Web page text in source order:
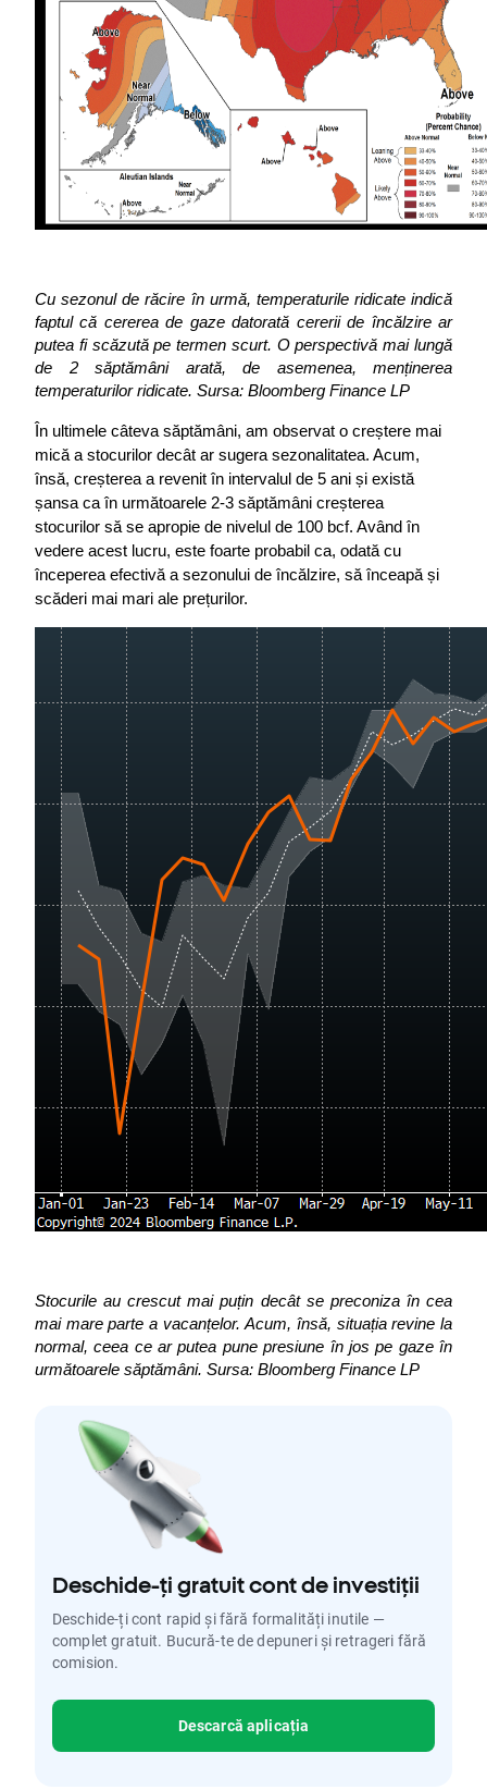
Cu sezonul de răcire în urmă, temperaturile ridicate indică
faptul că cererea de gaze datorată cererii de încălzire ar
putea fi scăzută pe termen scurt. O perspectivă mai lungă
de 2 săptămâni arată, de asemenea, menținerea
temperaturilor ridicate. Sursa: Bloomberg Finance LP
În ultimele câteva săptămâni, am observat o creștere mai
mică a stocurilor decât ar sugera sezonalitatea. Acum,
însă, creșterea a revenit în intervalul de 5 ani și există
șansa ca în următoarele 2-3 săptămâni creșterea
stocurilor să se apropie de nivelul de 100 bcf. Având în
vedere acest lucru, este foarte probabil ca, odată cu
începerea efectivă a sezonului de încălzire, să înceapă și
scăderi mai mari ale prețurilor.
Stocurile au crescut mai puțin decât se preconiza în cea
mai mare parte a vacanțelor. Acum, însă, situația revine la
normal, ceea ce ar putea pune presiune în jos pe gaze în
următoarele săptămâni. Sursa: Bloomberg Finance LP
Deschide-ți gratuit cont de investiții
Deschide-ți cont rapid și fără formalități inutile —
complet gratuit. Bucură-te de depuneri și retrageri fără
comision.
Descarcă aplicația